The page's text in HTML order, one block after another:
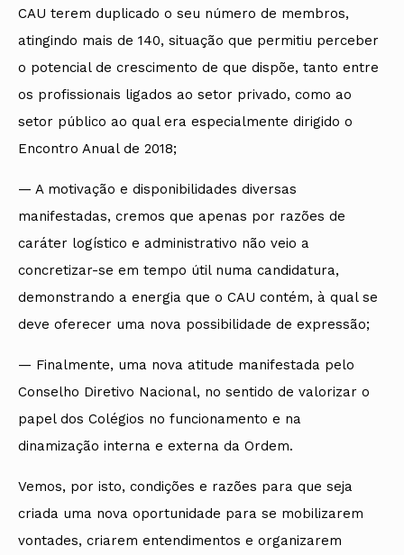
CAU terem duplicado o seu número de membros,
atingindo mais de 140, situação que permitiu perceber
o potencial de crescimento de que dispõe, tanto entre
os profissionais ligados ao setor privado, como ao
setor público ao qual era especialmente dirigido o
Encontro Anual de 2018;
— A motivação e disponibilidades diversas
manifestadas, cremos que apenas por razões de
caráter logístico e administrativo não veio a
concretizar-se em tempo útil numa candidatura,
demonstrando a energia que o CAU contém, à qual se
deve oferecer uma nova possibilidade de expressão;
— Finalmente, uma nova atitude manifestada pelo
Conselho Diretivo Nacional, no sentido de valorizar o
papel dos Colégios no funcionamento e na
dinamização interna e externa da Ordem.
Vemos, por isto, condições e razões para que seja
criada uma nova oportunidade para se mobilizarem
vontades, criarem entendimentos e organizarem